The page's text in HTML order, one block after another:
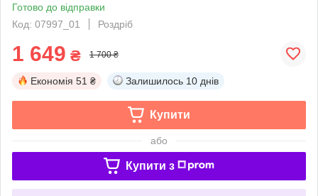
Готово до відправки
Код: 07997_01
Роздріб
1 649 ₴ 1 700 ₴
Економія 51 ₴ Залишилось 10 днів
Купити
або
Купити з